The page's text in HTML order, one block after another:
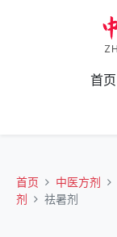
首页
首页 中医方剂
剂
祛暑剂